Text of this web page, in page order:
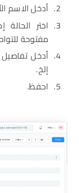
أدخل الاسم
اختر
مفتوحة
أدخل تفاصيل
إلخ.
احفظ.